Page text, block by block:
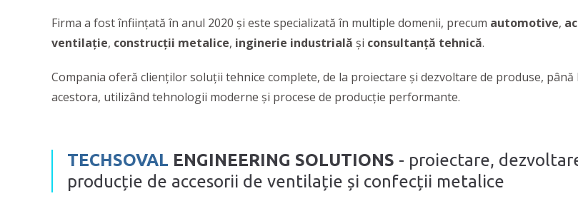
Firma a fost înființată în anul 2020 și este specializată în multiple domenii, precum automotive,
ventilație, construcții metalice, inginerie industrială și consultanță tehnică.
Compania oferă clienților soluții tehnice complete, de la proiectare și dezvoltare de produse, până
acestora, utilizând tehnologii moderne și procese de producție performante.
TECHSOVAL ENGINEERING SOLUTIONS - proiectare,
producție de accesorii de ventilație și confecții metalice